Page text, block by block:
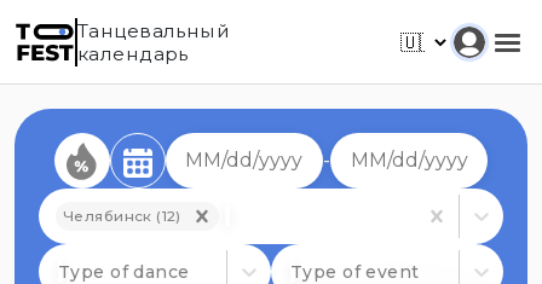
Танцевальный
календарь
-
Type of dance Type of event
Челябинск (12)